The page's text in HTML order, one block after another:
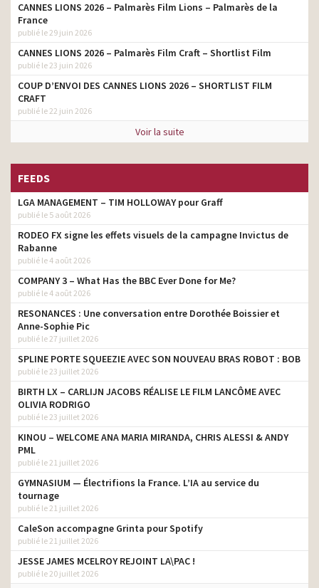
CANNES LIONS 2026 – Palmarès Film Lions – Palmarès de la
France
publié le 29 juin 2026
CANNES LIONS 2026 – Palmarès Film Craft – Shortlist Film
publié le 23 juin 2026
COUP D’ENVOI DES CANNES LIONS 2026 – SHORTLIST FILM
CRAFT
publié le 22 juin 2026
Voir la suite
FEEDS
LGA MANAGEMENT – TIM HOLLOWAY pour Graff
publié le 5 août 2026
RODEO FX signe les effets visuels de la campagne Invictus de
Rabanne
publié le 4 août 2026
COMPANY 3 – What Has the BBC Ever Done for Me?
publié le 4 août 2026
RESONANCES : Une conversation entre Dorothée Boissier et
Anne-Sophie Pic
publié le 27 juillet 2026
SPLINE PORTE SQUEEZIE AVEC SON NOUVEAU BRAS ROBOT : BOB
publié le 23 juillet 2026
BIRTH LX – CARLIJN JACOBS RÉALISE LE FILM LANCÔME AVEC
OLIVIA RODRIGO
publié le 23 juillet 2026
KINOU – WELCOME ANA MARIA MIRANDA, CHRIS ALESSI & ANDY
PML
publié le 21 juillet 2026
GYMNASIUM — Électrifions la France. L’IA au service du
tournage
publié le 21 juillet 2026
CaleSon accompagne Grinta pour Spotify
publié le 21 juillet 2026
JESSE JAMES MCELROY REJOINT LA\PAC !
publié le 20 juillet 2026